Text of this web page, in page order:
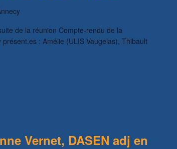
de la réunion Compte-rendu de la
: Amélie (ULIS Vaugelas), Thibault
Vernet, DASEN adj en